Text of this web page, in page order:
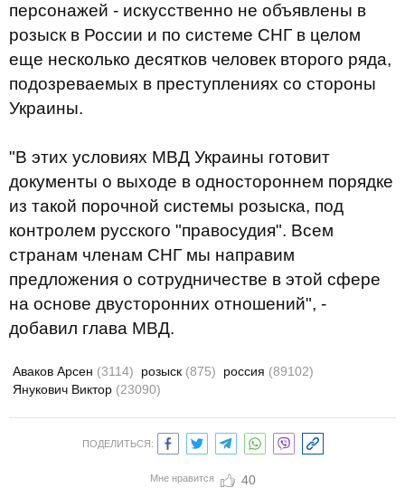
персонажей - искусственно не объявлены в
розыск в России и по системе СНГ в целом
еще несколько десятков человек второго ряда,
подозреваемых в преступлениях со стороны
Украины.
"В этих условиях МВД Украины готовит
документы о выходе в одностороннем порядке
из такой порочной системы розыска, под
контролем русского "правосудия". Всем
странам членам СНГ мы направим
предложения о сотрудничестве в этой сфере
на основе двусторонних отношений", -
добавил глава МВД.
Аваков Арсен (3114) розыск (875) россия (89102)
Янукович Виктор (23090)
ПОДЕЛИТЬСЯ:
Мне нравится 40